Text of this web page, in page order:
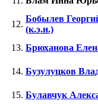
12.
Бобылев
(к.э.н.)
13. Брюханова
14. Бузулуцков
15. Булавчук